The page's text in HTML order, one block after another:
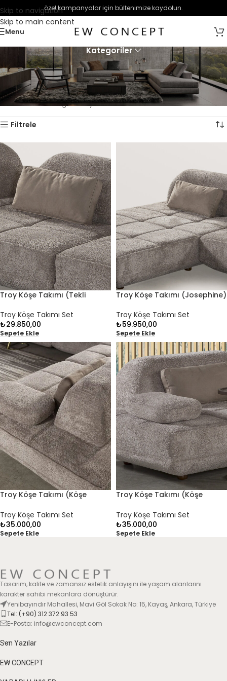
Skip to navigation
Skip to main content
özel kampanyalar için bültenimize kaydolun.
Menu
Kategoriler
Troy Köşe Takımı ürünlerini tek tek burada oluşturup, Modüler
kategorisinde grup ürün haline getireceğiz.
Ana Sayfa Genel Troy Köşe Takımı Set
4 sonucun tümü gösteriliyor
Filtrele
Troy Köşe Takımı (Tekli
Troy Köşe Takımı Set
₺29.850,00
Sepete Ekle
Troy Köşe Takımı (Josephine)
Troy Köşe Takımı Set
₺59.950,00
Sepete Ekle
Troy Köşe Takımı (Köşe
Troy Köşe Takımı Set
₺35.000,00
Sepete Ekle
Troy Köşe Takımı (Köşe
Troy Köşe Takımı Set
₺35.000,00
Sepete Ekle
Tasarım, kalite ve zamansız estetik anlayışını ile yaşam alanlarını
karakter sahibi mekanlara dönüştürür.
Yenibayındır Mahallesi, Mavi Göl Sokak No: 15, Kayaş, Ankara, Türkiye
Tel: (+90) 312 372 93 53
E-Posta: info@ewconcept.com
Son Yazılar
EW CONCEPT